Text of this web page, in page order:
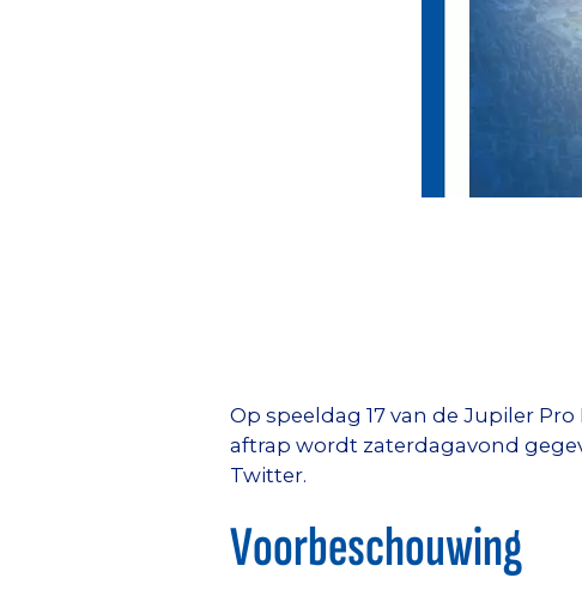
Op speeldag 17 van de Jupiler
aftrap wordt zaterdagavond
Twitter.
Voorbeschouwing